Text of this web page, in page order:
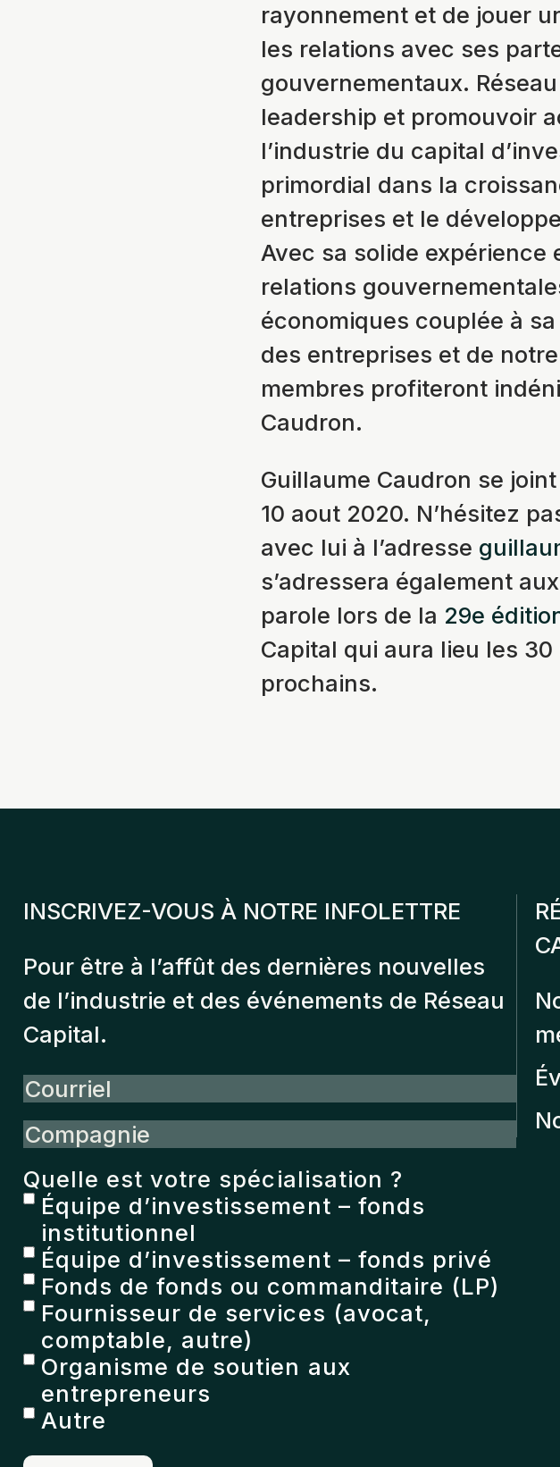
rayonnement et de jouer
les relations avec ses
gouvernementaux.
leadership et promouvoir
l’industrie du capital
primordial dans la
entreprises et le
Avec sa solide
relations
économiques couplée à
des entreprises et de
membres profiteront
Caudron.
Guillaume Caudron se
10 aout 2020. N’hésitez
avec lui à l’adresse
s’adressera également
parole lors de la 29e
Capital qui aura lieu les
prochains.
INSCRIVEZ-VOUS À NOTRE INFOLETTRE
Pour être à l’affût des dernières nouvelles
de l’industrie et des événements de Réseau
Capital.
Courriel
Compagnie
Quelle est votre spécialisation ?
Équipe d’investissement – fonds
institutionnel
Équipe d’investissement – fonds privé
Fonds de fonds ou commanditaire (LP)
Fournisseur de services (avocat,
comptable, autre)
Organisme de soutien aux
entrepreneurs
Autre